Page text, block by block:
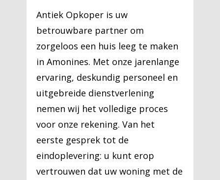
Antiek Opkoper is uw
betrouwbare partner om
zorgeloos een huis leeg te maken
in Amonines. Met onze jarenlange
ervaring, deskundig personeel en
uitgebreide dienstverlening
nemen wij het volledige proces
voor onze rekening. Van het
eerste gesprek tot de
eindoplevering: u kunt erop
vertrouwen dat uw woning met de